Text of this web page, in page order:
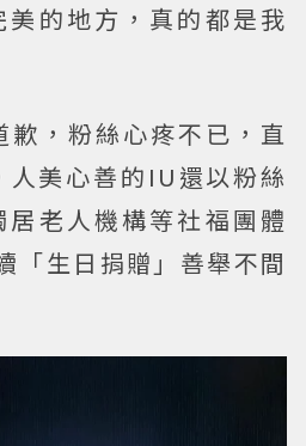
的地方，真的都是我
，粉絲心疼不已，直
美心善的IU還以粉絲
老人機構等社福團體
「生日捐贈」善舉不間